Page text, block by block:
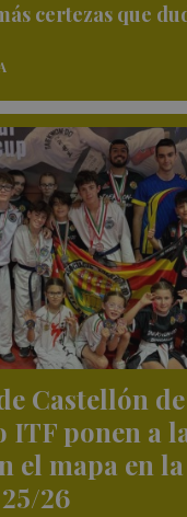
certezas que
Castellón de
ITF ponen a
el mapa en la
26